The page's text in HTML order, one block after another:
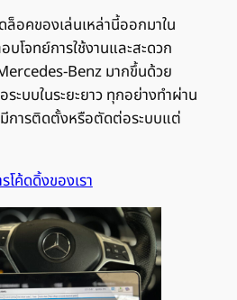
ล็อคของเล่นเหล่านี้ออกมาใน
บโจทย์การใช้งานและสะดวก
Benz มากขึ้นด้วย
ะบบในระยะยาว ทุกอย่างทำผ่าน
มีการติดตั้งหรือตัดต่อระบบแต่
โค้ดดิ้งของเรา